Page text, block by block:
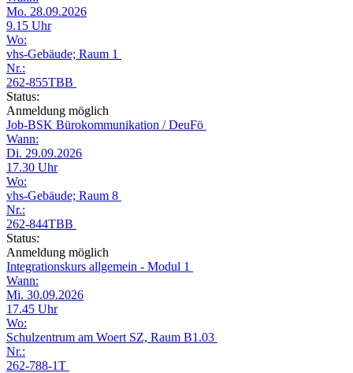
Mo. 28.09.2026
9.15 Uhr
Wo:
vhs-Gebäude; Raum 1
Nr.:
262-855TBB
Status:
Anmeldung möglich
Job-BSK Bürokommunikation / DeuFö
Wann:
Di. 29.09.2026
17.30 Uhr
Wo:
vhs-Gebäude; Raum 8
Nr.:
262-844TBB
Status:
Anmeldung möglich
Integrationskurs allgemein - Modul 1
Wann:
Mi. 30.09.2026
17.45 Uhr
Wo:
Schulzentrum am Woert SZ, Raum B1.03
Nr.:
262-788-1T